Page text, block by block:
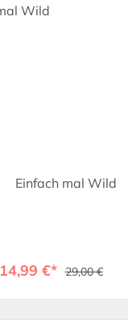
Einfach mal Wild
14,99 €* 29,00 €